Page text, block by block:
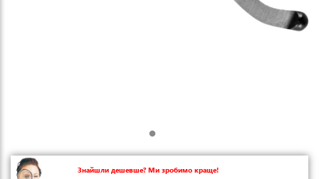
Знайшли дешевше? Ми зробимо краще!